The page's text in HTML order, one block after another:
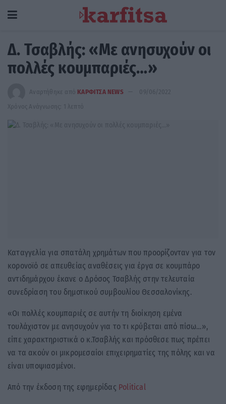
Δ. Τσαβλής: «Με ανησυχούν οι
πολλές κουμπαριές…»
Αναρτήθηκε από ΚΑΡΦΙΤΣΑ NEWS
09/06/2022
Χρόνος Ανάγνωσης: 1 λεπτό
Καταγγελία για σπατάλη χρημάτων που προορίζονταν για τον
κορονοϊό σε απευθείας αναθέσεις για έργα σε κουμπάρο
αντιδημάρχου έκανε ο Δρόσος Τσαβλής στην τελευταία
συνεδρίαση του δημοτικού συμβουλίου Θεσσαλονίκης.
«Οι πολλές κουμπαριές σε αυτήν τη διοίκηση εμένα
τουλάχιστον με ανησυχούν για το τι κρύβεται από πίσω…»,
είπε χαρακτηριστικά ο κ.Τσαβλής και πρόσθεσε πως πρέπει
να τα ακούν οι μικρομεσαίοι επιχειρηματίες της πόλης και να
είναι υποψιασμένοι.
Από την έκδοση της εφημερίδας Political